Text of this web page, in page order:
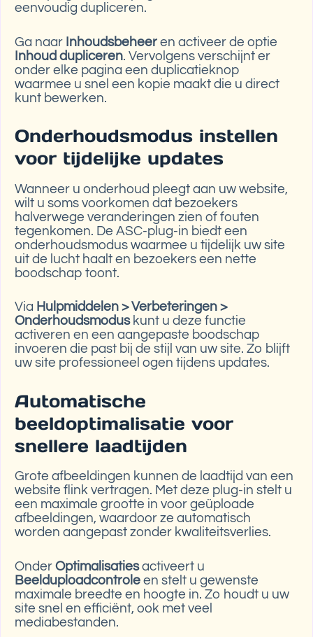
eenvoudig dupliceren.
Ga naar Inhoudsbeheer en activeer de optie
Inhoud dupliceren. Vervolgens verschijnt er
onder elke pagina een duplicatieknop
waarmee u snel een kopie maakt die u direct
kunt bewerken.
Onderhoudsmodus instellen
voor tijdelijke updates
Wanneer u onderhoud pleegt aan uw website,
wilt u soms voorkomen dat bezoekers
halverwege veranderingen zien of fouten
tegenkomen. De ASC-plug-in biedt een
onderhoudsmodus waarmee u tijdelijk uw site
uit de lucht haalt en bezoekers een nette
boodschap toont.
Via Hulpmiddelen > Verbeteringen >
Onderhoudsmoduskunt u deze functie
activeren en een aangepaste boodschap
invoeren die past bij de stijl van uw site. Zo blijft
uw site professioneel ogen tijdens updates.
Automatische
beeldoptimalisatie voor
snellere laadtijden
Grote afbeeldingen kunnen de laadtijd van een
website flink vertragen. Met deze plug-in stelt u
een maximale grootte in voor geüploade
afbeeldingen, waardoor ze automatisch
worden aangepast zonder kwaliteitsverlies.
Onder Optimalisatiesactiveert u
Beelduploadcontrole en stelt u gewenste
maximale breedte en hoogte in. Zo houdt u uw
site snel en efficiënt, ook met veel
mediabestanden.